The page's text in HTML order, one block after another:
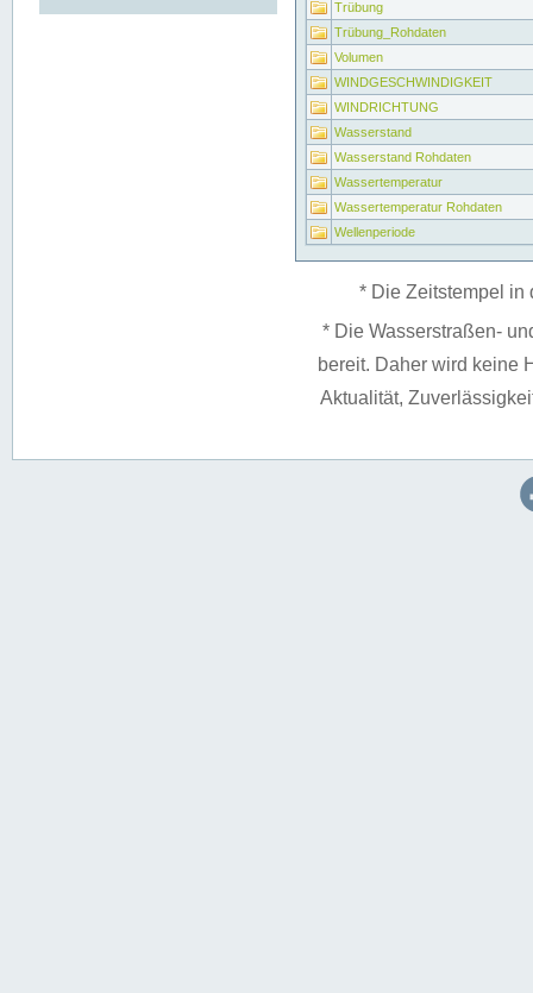
Trübung
Trübung_Rohdaten
Volumen
WINDGESCHWINDIGKEIT
WINDRICHTUNG
Wasserstand
Wasserstand Rohdaten
Wassertemperatur
Wassertemperatur Rohdaten
Wellenperiode
* Die Zeitstempel in
* Die Wasserstraßen-
bereit. Daher wird keine
Aktualität,